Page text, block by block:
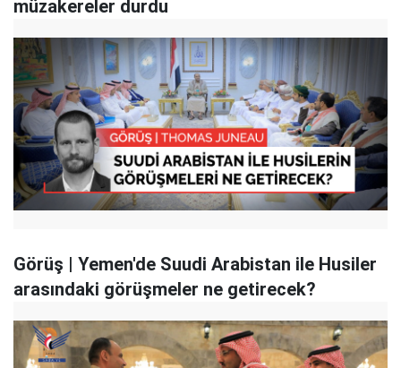
müzakereler durdu
Görüş | Yemen'de Suudi Arabistan ile Husiler
arasındaki görüşmeler ne getirecek?